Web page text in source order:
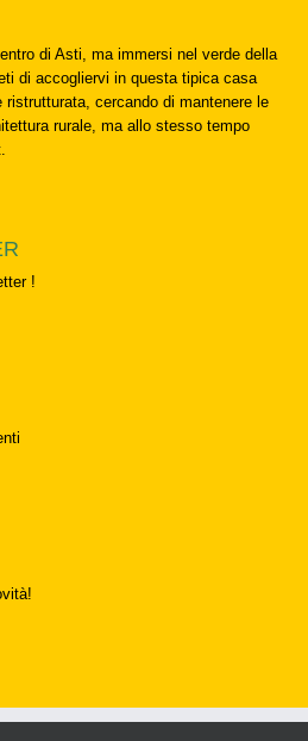
di Asti, ma immersi nel verde della
di accogliervi in questa tipica casa
cercando di mantenere le
rurale, ma allo stesso tempo
!